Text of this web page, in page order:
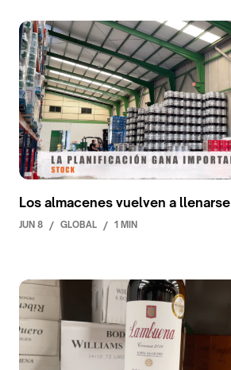
Los almacenes vuelven a llenarse
JUN 8 / GLOBAL / 1 MIN